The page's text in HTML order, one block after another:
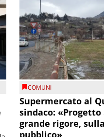
COMUNI
Supermercato al
sindaco:
grande rigore,
pubblico»